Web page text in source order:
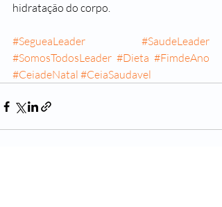
hidratação do corpo.
#SegueaLeader
#SaudeLeader
#SomosTodosLeader #Dieta #FimdeAno
#CeiadeNatal #CeiaSaudavel